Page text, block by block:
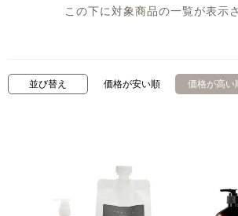
この下に対象商品の一覧が表示
並び替え 価格が安い順 価格が高い